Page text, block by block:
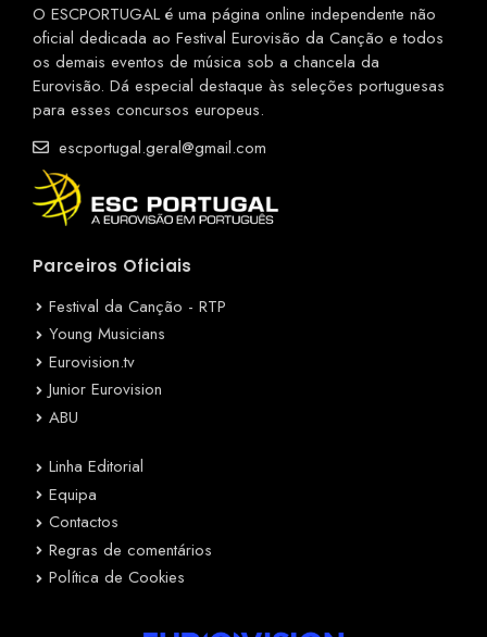
O ESCPORTUGAL é uma página online independente não
oficial dedicada ao Festival Eurovisão da Canção e todos
os demais eventos de música sob a chancela da
Eurovisão. Dá especial destaque às seleções portuguesas
para esses concursos europeus.
escportugal.geral@gmail.com
Parceiros Oficiais
Festival da Canção - RTP
Young Musicians
Eurovision.tv
Junior Eurovision
ABU
Linha Editorial
Equipa
Contactos
Regras de comentários
Política de Cookies